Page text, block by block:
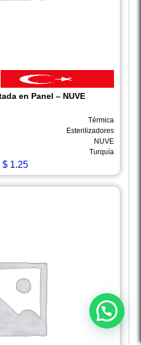
en Panel – NUVE
Térmica
Esterilizadores
NUVE
Turquía
$ 1.25
Abrir chat